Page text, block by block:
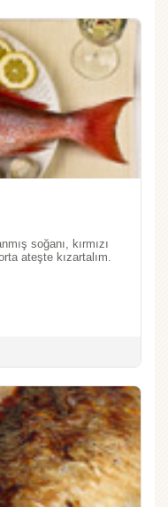
soğanı, kırmızı
ateşte kızartalım.